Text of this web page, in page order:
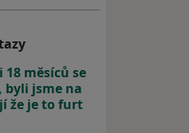
měsíců se
byli jsme na
že je to furt